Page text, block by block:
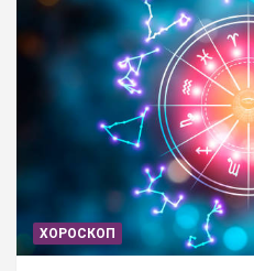
ХОРОСКОП